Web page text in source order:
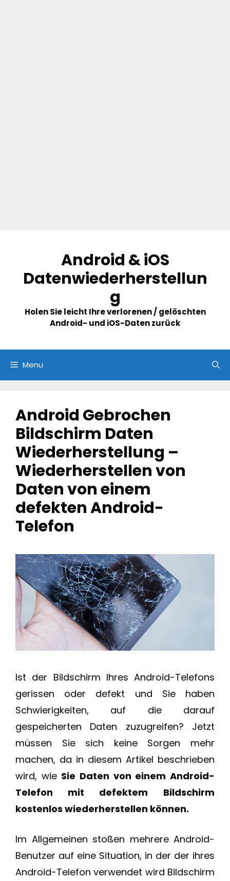
content
Android & iOS
Datenwiederherstellun
g
Holen Sie leicht Ihre verlorenen / gelöschten
Android- und iOS-Daten zurück
Menu
Android Gebrochen
Bildschirm Daten
Wiederherstellung –
Wiederherstellen von
Daten von einem
defekten Android-
Telefon
Ist der Bildschirm Ihres Android-Telefons
gerissen oder defekt und Sie haben
Schwierigkeiten, auf die darauf
gespeicherten Daten zuzugreifen? Jetzt
müssen Sie sich keine Sorgen mehr
machen, da in diesem Artikel beschrieben
wird, wie Sie Daten von einem Android-
Telefon mit defektem
Bildschirm
kostenlos wiederherstellen können.
Im Allgemeinen stoßen mehrere Android-
Benutzer auf eine Situation, in der der ihres
Android-Telefon verwendet wird Bildschirm